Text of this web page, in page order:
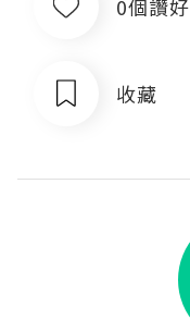
0個讚好
收藏